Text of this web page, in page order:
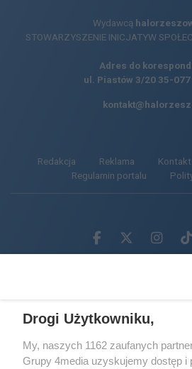
Wydawcą
STOWARZYSZENIE INICJATYW
Adres do
ul. Piastów 3/20 35-
Redakcja Reklama Kontakt
Regulamin portalu
Facebook.com
X.com
Drogi Użytkowniku,
My, naszych 1162 zaufanych
Grupy 4media uzyskujemy dostęp i